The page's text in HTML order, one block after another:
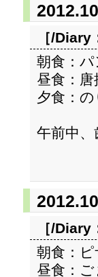
［/Diary
朝食：
昼食：
夕食：の
午前中
［/Diary
朝食：
昼食：